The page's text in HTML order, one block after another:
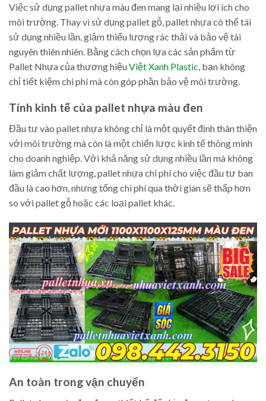
Việc sử dụng pallet nhựa màu đen mang lại nhiều lợi ích cho
môi trường. Thay vì sử dụng pallet gỗ, pallet nhựa có thể tái
sử dụng nhiều lần, giảm thiểu lượng rác thải và bảo vệ tài
nguyên thiên nhiên. Bằng cách chọn lựa các sản phẩm từ
Pallet Nhựa của thương hiệuViệt Xanh Plastic , bạn không
chỉ tiết kiệm chi phí mà còn góp phần bảo vệ môi trường.
Tính kinh tế của pallet nhựa màu đen
Đầu tư vào pallet nhựa không chỉ là một quyết định thân thiện
với môi trường mà còn là một chiến lược kinh tế thông minh
cho doanh nghiệp. Với khả năng sử dụng nhiều lần mà không
làm giảm chất lượng, pallet nhựa chi phí cho việc đầu tư ban
đầu là cao hơn, nhưng tổng chi phí qua thời gian sẽ thấp hơn
so với pallet gỗ hoặc các loại pallet khác.
An toàn trong vận chuyển